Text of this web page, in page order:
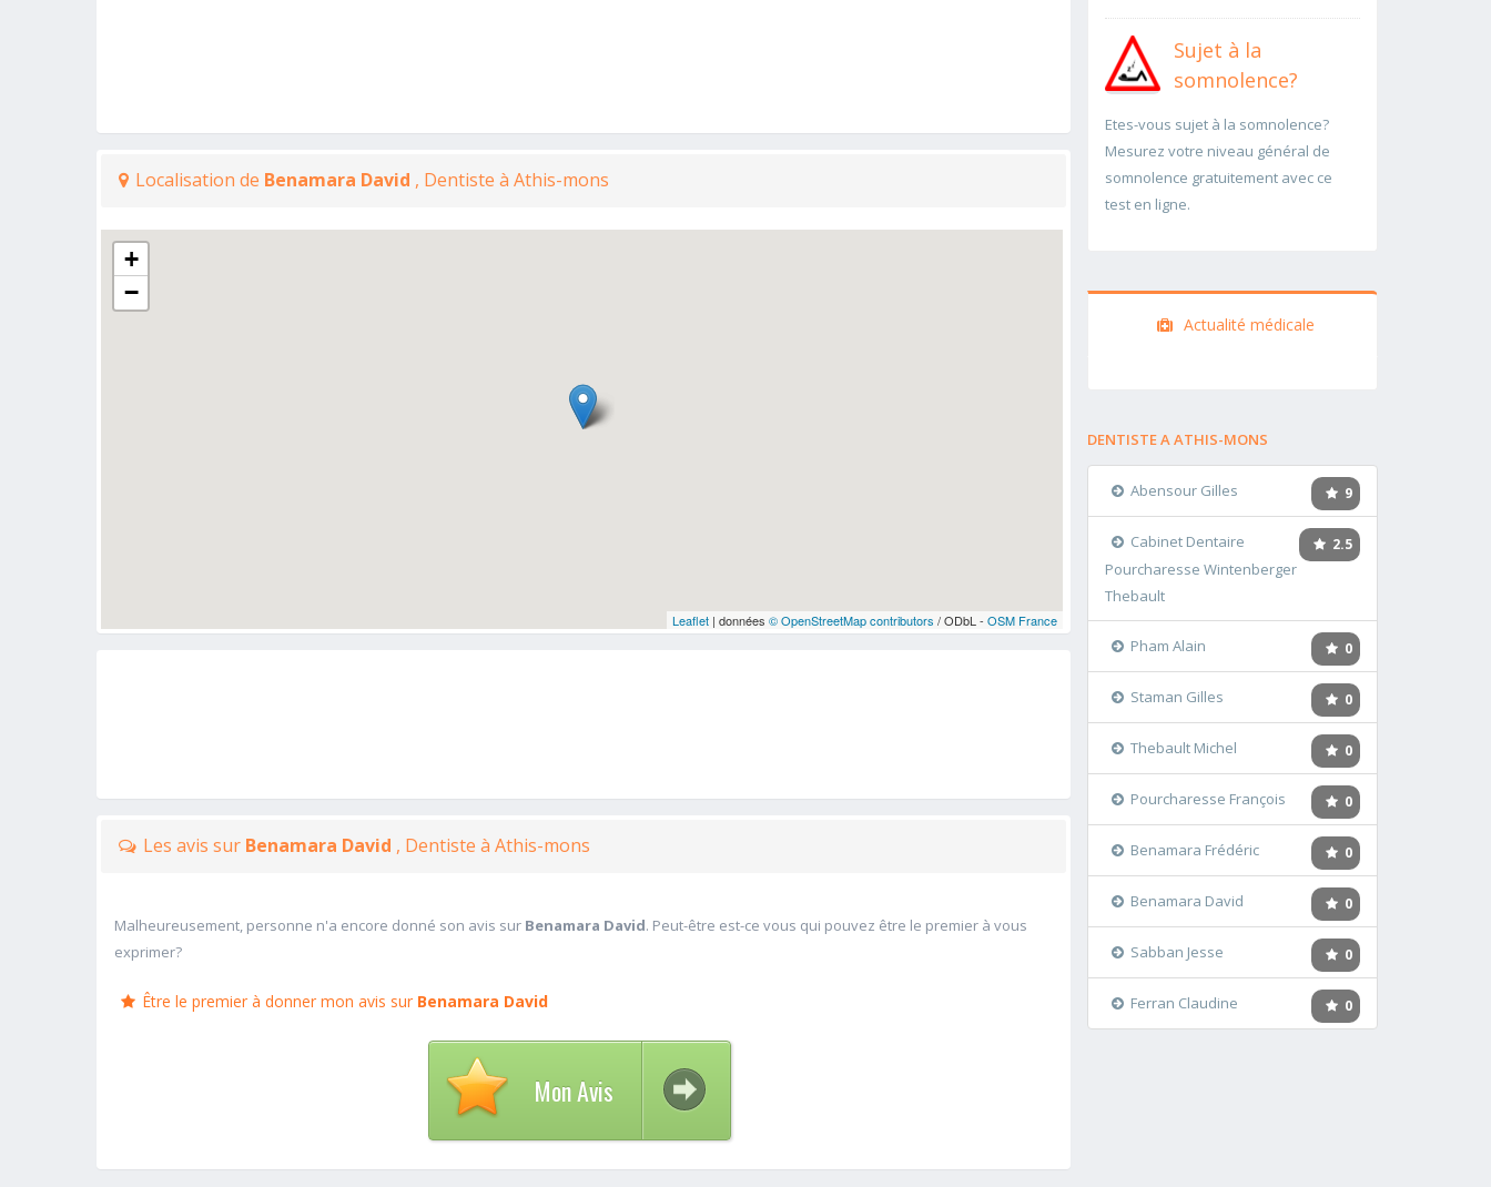
Localisation de Benamara David , Dentiste à Athis-mons
+
−
Leaflet| données © OpenStreetMap contributors / ODbL - OSM France
Les avis sur Benamara David , Dentiste à Athis-mons
Malheureusement, personne n'a encore donné son avis sur Benamara David. Peut-être est-ce vous qui pouvez être le premier à vous
exprimer?
Être le premier à donner mon avis sur Benamara David
Mon Avis
Sujet à la
somnolence?
Etes-vous sujet à la somnolence?
Mesurez votre niveau général de
somnolence gratuitement avec ce
test en ligne.
Actualité médicale
DENTISTE A ATHIS-MONS
9
Abensour Gilles
2.5
Cabinet Dentaire
Pourcharesse Wintenberger
Thebault
0
Pham Alain
0
Staman Gilles
0
Thebault Michel
0
Pourcharesse François
0
Benamara Frédéric
0
Benamara David
0
Sabban Jesse
0
Ferran Claudine